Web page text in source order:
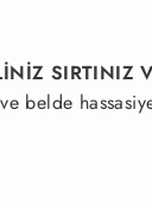
SIRTINIZ
belde